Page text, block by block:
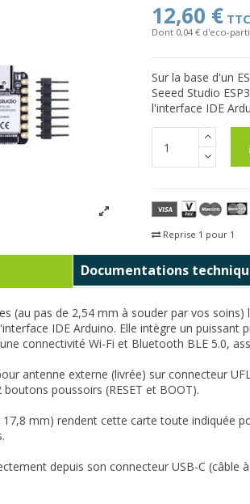
12,60 € TTC
Dont 0,04 € d'eco-
Sur la base d'un
Seeed Studio
l'interface IDE
Reprise 1 pour 1
Documentations
(au pas de 2,54 mm à souder par vos soins)
IDE Arduino. Elle intègre un puissant
connectivité Wi-Fi et Bluetooth BLE 5.0,
antenne externe (livrée) sur connecteur
poussoirs (RESET et BOOT).
17,8 mm) rendent cette carte toute indiquée
depuis son connecteur USB-C (câble